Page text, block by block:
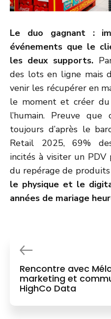
Le duo gagnant :
événements que le
les deux supports.
des lots en ligne mais
venir les récupérer en
le moment et créer
l’humain. Preuve
toujours d’après le
Retail 2025, 69%
incités à visiter un PDV
du repérage de
le physique et le
années de mariage
Rencontre avec
marketing et
HighCo Data